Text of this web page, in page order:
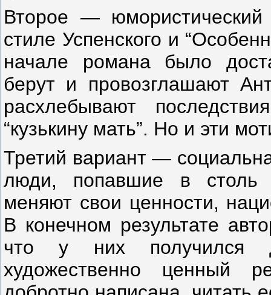
Второе — юмористический
стиле Успенского и
начале романа было
берут и провозглашают
расхлебывают
“кузькину мать”. Но и эти
Третий вариант —
люди, попавшие в столь
меняют свои ценности,
В конечном результате
что у них получился
художественно ценный